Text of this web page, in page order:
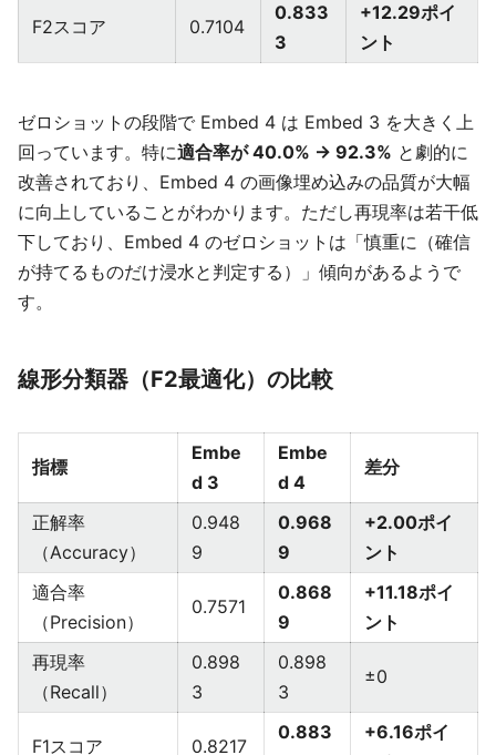
F2スコア 0.7104
0.833
3
+12.29ポイ
ント
ゼロショットの段階で Embed 4 は Embed 3 を大きく上
回っています。特に適合率が 40.0% → 92.3% と劇的に
改善されており、Embed 4 の画像埋め込みの品質が大幅
に向上していることがわかります。ただし再現率は若干低
下しており、Embed 4 のゼロショットは「慎重に（確信
が持てるものだけ浸水と判定する）」傾向があるようで
す。
線形分類器（F2最適化）の比較
指標
Embe
d 3
Embe
d 4
差分
正解率
（Accuracy）
0.948
9
0.968
9
+2.00ポイ
ント
適合率
（Precision）
0.7571
0.868
9
+11.18ポイ
ント
再現率
（Recall）
0.898
3
0.898
3
±0
F1スコア 0.8217
0.883
+6.16ポイ